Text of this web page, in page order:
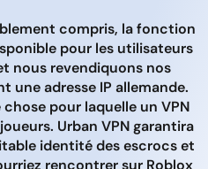
compris, la fonction
pour les utilisateurs
nous revendiquons nos
une adresse IP allemande.
chose pour laquelle un VPN
Urban VPN garantira
identité des escrocs et
rencontrer sur Roblox